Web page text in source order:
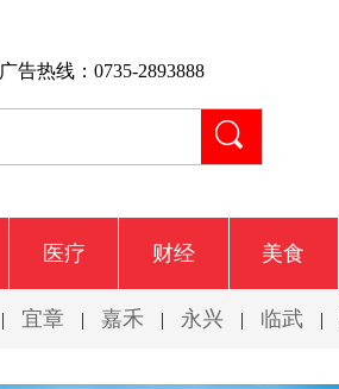
广告热线：0735-2893888
医疗 财经 美食
| 宜章 | 嘉禾 | 永兴 | 临武 |